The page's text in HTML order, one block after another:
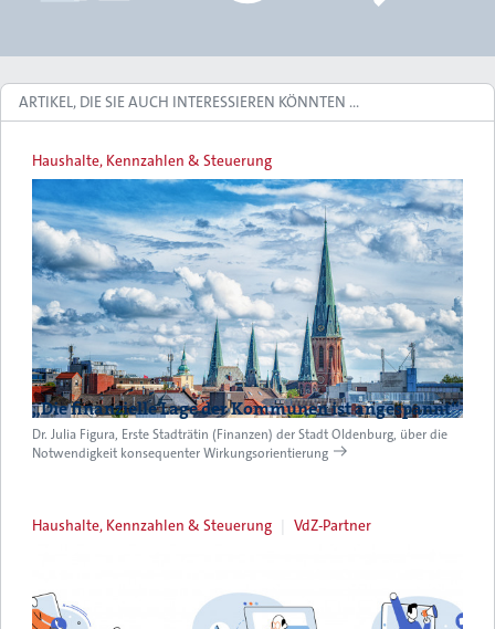
ARTIKEL, DIE SIE AUCH INTERESSIEREN KÖNNTEN …
Haushalte, Kennzahlen & Steuerung
„Die finanzielle Lage der Kommunen ist angespannt“
Dr. Julia Figura, Erste Stadträtin (Finanzen) der Stadt Oldenburg, über die
Notwendigkeit konsequenter Wirkungsorientierung
Haushalte, Kennzahlen & Steuerung VdZ-Partner